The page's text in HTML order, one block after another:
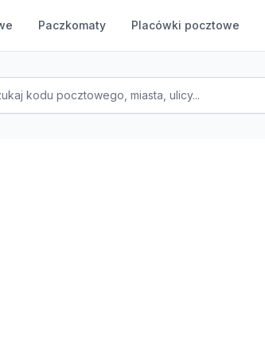
Paczkomaty Placówki pocztowe